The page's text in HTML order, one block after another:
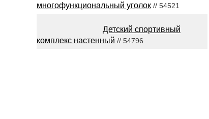
многофункциональный уголок // 54521
Детский спортивный
комплекс настенный // 54796